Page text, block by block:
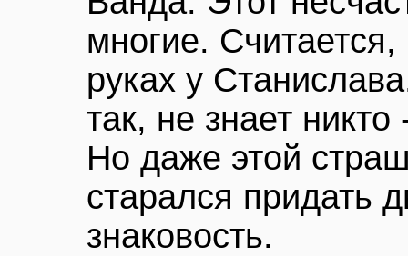
многие.
руках у
так, не знает
Но даже этой
старался придать
знаковость.